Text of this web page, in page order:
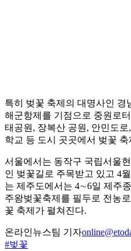
특히 벚꽃 축제의 대명사인 경
해군항제를 기점으로 중원로
태공원, 장복산 공원, 안민도
학교 등 도시 곳곳에서 벚꽃
서울에서는 동작구 국립서울
인 벚꽃길로 주목받고 있고 4
는 제주도에서는 4∼6일 제주
주왕벚꽃축제를 필두로 전농
꽃 축제가 펼쳐진다.
온라인뉴스팀 기자
#벚꽃